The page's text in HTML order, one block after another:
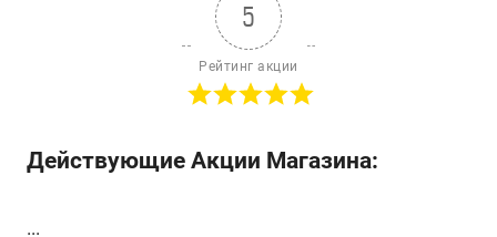
5
Рейтинг акции
Действующие Акции Магазина:
...